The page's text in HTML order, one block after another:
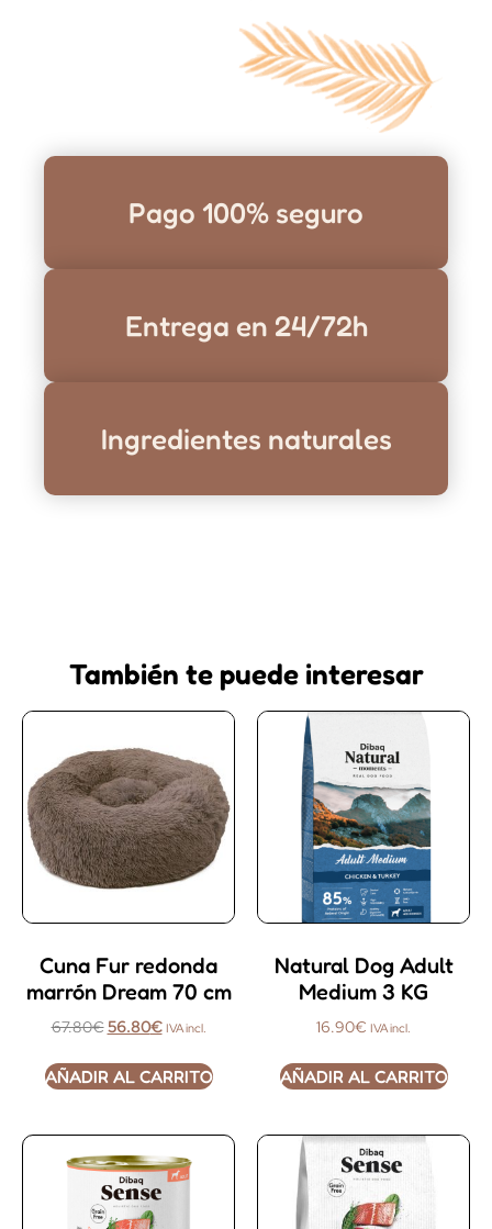
Pago 100% seguro
Entrega en 24/72h
Ingredientes naturales
También te puede interesar
Cuna Fur redonda
marrón Dream 70 cm
67.80€56.80€ IVA incl.
AÑADIR AL CARRITO
Natural Dog Adult
Medium 3 KG
16.90€ IVA incl.
AÑADIR AL CARRITO